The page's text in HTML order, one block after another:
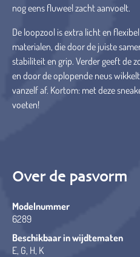
nog eens fluweel zacht aanvoelt.
De loopzool is extra licht en
materialen, die door de juiste
stabiliteit en grip. Verder geeft de
en door de oplopende neus
vanzelf af. Kortom: met deze
voeten!
Over de pasvorm
Modelnummer
6289
Beschikbaar in wijdtematen
E, G, H, K